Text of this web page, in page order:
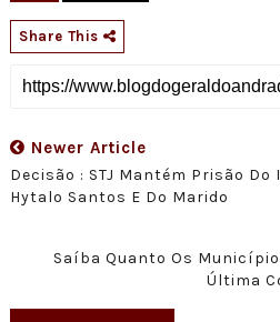
Share This
Newer Article
Decisão : STJ Mantém Prisão
Hytalo Santos E Do Marido
Saíba Quanto Os
Última